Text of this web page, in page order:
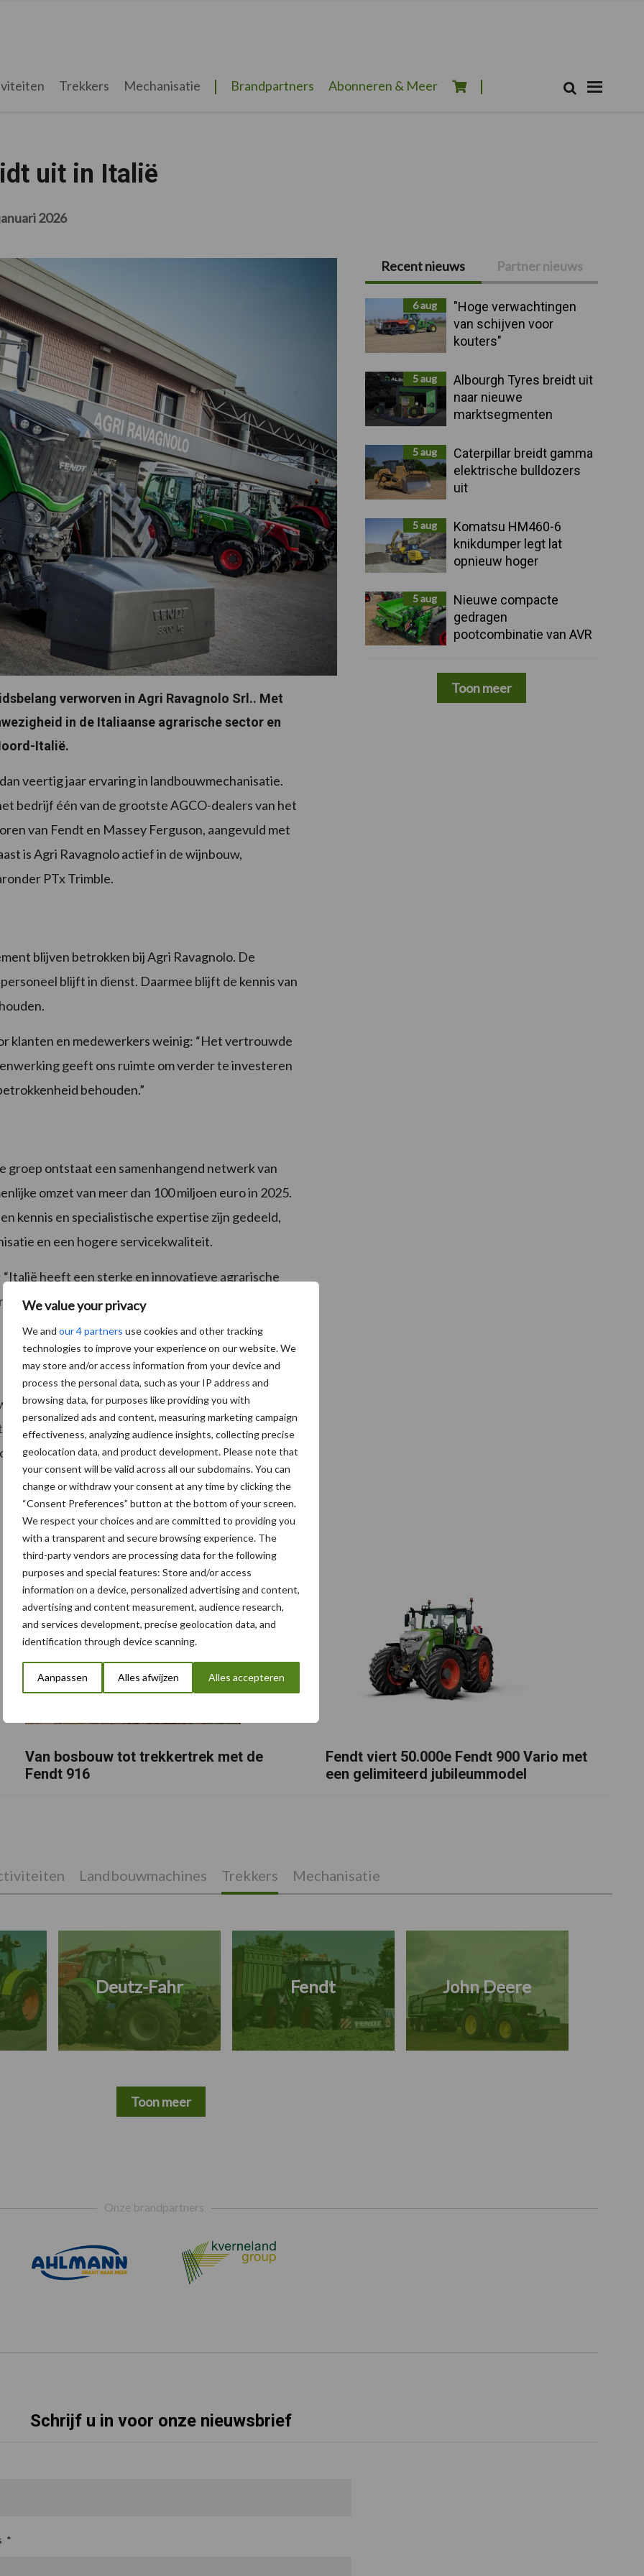
We value your privacy
We and our 4 partners use cookies and other tracking
technologies to improve your experience on our website. We
may store and/or access information from your device and
process the personal data, such as your IP address and
browsing data, for purposes like providing you with
personalized ads and content, measuring marketing campaign
effectiveness, analyzing audience insights, collecting precise
geolocation data, and product development. Please note that
your consent will be valid across all our subdomains. You can
change or withdraw your consent at any time by clicking the
“Consent Preferences” button at the bottom of your screen.
We respect your choices and are committed to providing you
with a transparent and secure browsing experience. The
third-party vendors are processing data for the following
purposes and special features: Store and/or access
information on a device, personalized advertising and content,
advertising and content measurement, audience research,
and services development, precise geolocation data, and
identification through device scanning.
Aanpassen Alles afwijzen Alles accepteren
Trekkers Mechanisatie Brandpartners Abonneren & Meer Zoek
uit in Italië
2026
verworven in Agri Ravagnolo Srl.. Met
in de Italiaanse agrarische sector en
Italië.
veertig jaar ervaring in landbouwmechanisatie.
bedrijf één van de grootste AGCO-dealers van het
van Fendt en Massey Ferguson, aangevuld met
is Agri Ravagnolo actief in de wijnbouw,
PTx Trimble.
blijven betrokken bij Agri Ravagnolo. De
blijft in dienst. Daarmee blijft de kennis van
klanten en medewerkers weinig: “Het vertrouwde
geeft ons ruimte om verder te investeren
behouden.”
groep ontstaat een samenhangend netwerk van
omzet van meer dan 100 miljoen euro in 2025.
kennis en specialistische expertise zijn gedeeld,
en een hogere servicekwaliteit.
heeft een sterke en innovatieve agrarische
beter ondersteunen, terwijl het persoonlijke en
Equipment Group en is distributeur van
in België, Duitsland, Italië, Denemarken en Canada
en financieringsoplossingen voor de
Primaire
Sidebar
Recent nieuws Partner nieuws
6 aug
"Hoge verwachtingen
van schijven voor
kouters"
5 aug
Albourgh Tyres breidt uit
naar nieuwe
marktsegmenten
5 aug
Caterpillar breidt gamma
elektrische bulldozers
uit
5 aug
Komatsu HM460-6
knikdumper legt lat
opnieuw hoger
5 aug
Nieuwe compacte
gedragen
pootcombinatie van AVR
Toon meer
Van bosbouw tot trekkertrek met de
Fendt 916
Fendt viert 50.000e Fendt 900 Vario met
een gelimiteerd jubileummodel
Landbouwmachines Trekkers Mechanisatie
Deutz-Fahr Fendt John Deere
Toon meer
Onze brandpartners
Schrijf u in voor onze nieuwsbrief
*